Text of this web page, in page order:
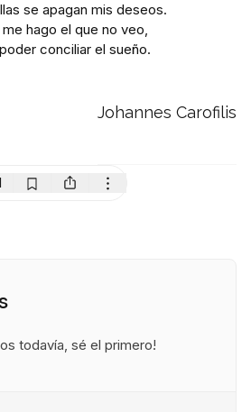
se apagan mis deseos.
hago el que no veo,
conciliar el sueño.
Johannes Carofilis
todavía, sé el primero!